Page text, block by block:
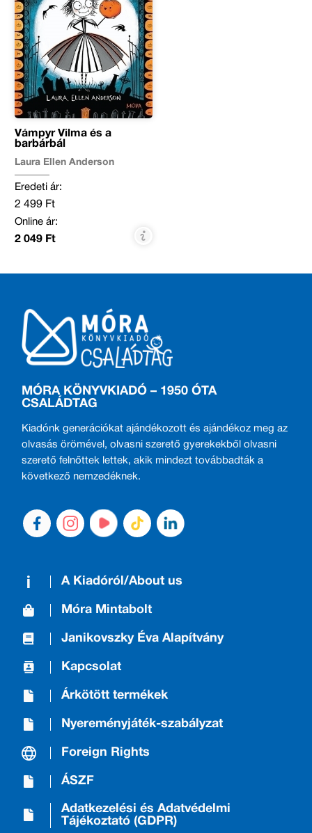
Vámpyr Vilma és a
barbárbál
Laura Ellen Anderson
Eredeti ár:
2 499 Ft
Online ár:
2 049 Ft
MÓRA KÖNYVKIADÓ – 1950 ÓTA
CSALÁDTAG
Kiadónk generációkat ajándékozott és ajándékoz meg az
olvasás örömével, olvasni szerető gyerekekből olvasni
szerető felnőttek lettek, akik mindezt továbbadták a
következő nemzedéknek.
A Kiadóról/About us
Móra Mintabolt
Janikovszky Éva Alapítvány
Kapcsolat
Árkötött termékek
Nyereményjáték-szabályzat
Foreign Rights
ÁSZF
Adatkezelési és Adatvédelmi
Tájékoztató (GDPR)